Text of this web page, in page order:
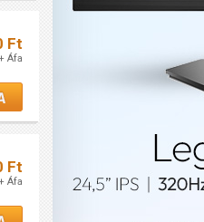
Ft
Áfa
Ft
Áfa